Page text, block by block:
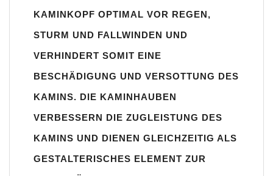
800mm x 740-800mm angefertigt (siehe Bild/Zeichnung unten).
angefertigt werden (bitte anfragen).
(siehe Bild/Zeichnung unten) angefertigt. Sollten die Bohrungen
nicht passen dann bitte
"ohne"Bohrungen (Auswahlfeld)
bis 500mm Kaminbreite: Abstand vom Kaminrand ca.
KAMINKOPF OPTIMAL VOR REGEN,
STURM UND FALLWINDEN UND
VERHINDERT SOMIT EINE
BESCHÄDIGUNG UND VERSOTTUNG DES
KAMINS. DIE KAMINHAUBEN
VERBESSERN DIE ZUGLEISTUNG DES
KAMINS UND DIENEN GLEICHZEITIG ALS
GESTALTERISCHES ELEMENT ZUR